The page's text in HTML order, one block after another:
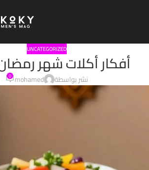
UNCATEGORIZED
أفكار أكلات شهر رمضان
نشر بواسطة mohamed
0